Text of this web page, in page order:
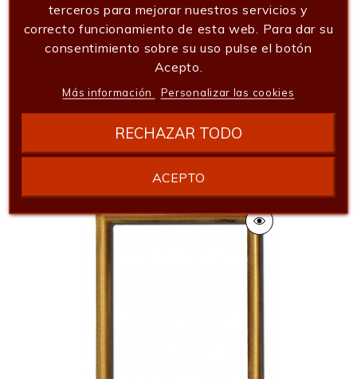
Portafoto Bronce Oval Flor
terceros para mejorar nuestros servicios y
correcto funcionamiento de esta web. Para dar su
consentimiento sobre su uso pulse el botón
Acepto.
Más información Personalizar las cookies
RECHAZAR TODO
ACEPTO